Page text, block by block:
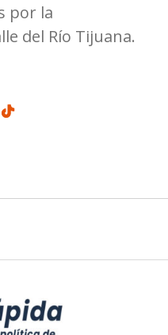
por la
del Río Tijuana.